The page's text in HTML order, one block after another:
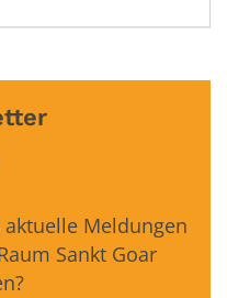
Meldungen
Sankt Goar